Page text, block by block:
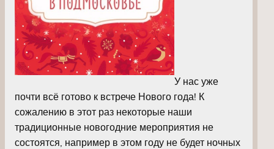
У нас уже
почти всё готово к встрече Нового года! К
сожалению в этот раз некоторые наши
традиционные новогодние мероприятия не
состоятся, например в этом году не будет ночных